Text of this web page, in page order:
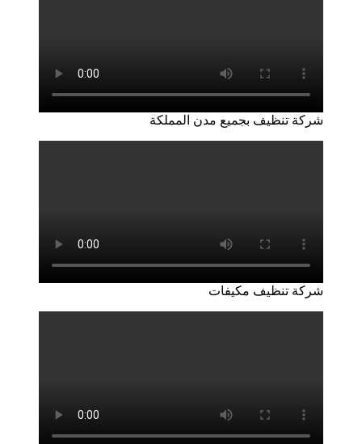
شركة تنظيف بجميع مدن المملكة
شركة تنظيف مكيفات